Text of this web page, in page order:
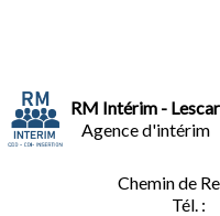
RM Intérim - Lescar
Agence d'intérim
Chemin de
Tél. :